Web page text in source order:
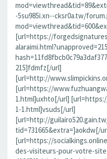
-5su985i.xn--cksr0a.tw/
[url=https://
215]fdmfz[/url]
[url=http://
[url=https://
1.html]uxhto[/url]
1-1.html]vsuds[/url]
[url=http://
tid=731665&extra=]aokdw[/
[url=https://
des-visiteurs-pour-votre-